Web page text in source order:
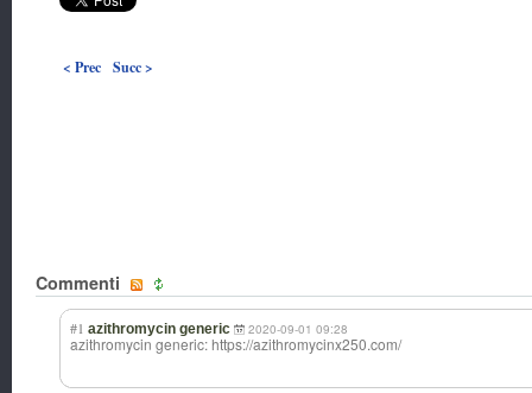
< Prec Succ >
Commenti
#1 azithromycin generic 2020-09-01 09:28
azithromycin generic: https://azithromycinx250.com/